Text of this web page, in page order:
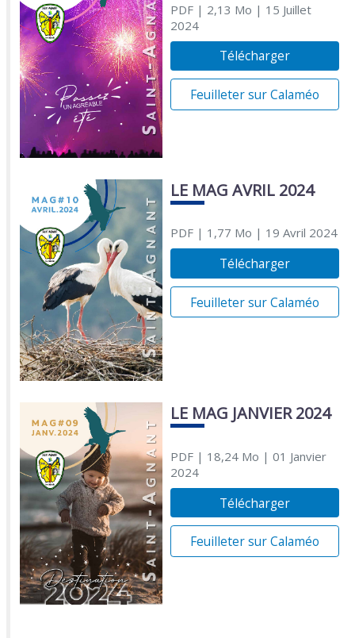
PDF| 2,13 Mo | 15 Juillet
2024
Télécharger
Feuilleter sur Calaméo
LE MAG AVRIL 2024
PDF| 1,77 Mo | 19 Avril 2024
Télécharger
Feuilleter sur Calaméo
LE MAG JANVIER 2024
PDF| 18,24 Mo | 01 Janvier
2024
Télécharger
Feuilleter sur Calaméo